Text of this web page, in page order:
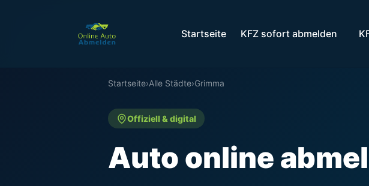
Startseite KFZ sofort abmelden
Startseite›Alle Städte›Grimma
Offiziell & digital
Auto online